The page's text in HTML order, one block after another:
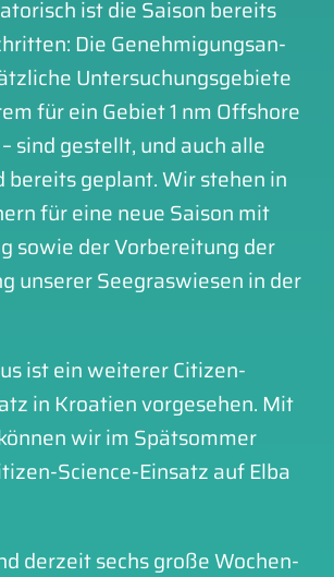
ist die Sai­son bereits
Die Geneh­mi­gungs­an­
Unter­su­chungs­ge­bie­te
für ein Gebiet 1 nm Off­shore
sind gestellt, und auch alle
bereits geplant. Wir ste­hen in
für eine neue Sai­son mit
sowie der Vor­be­rei­tung der
unse­rer See­gras­wiesen in der
ist ein wei­te­rer Citizen-
in Kroatien vor­ge­se­hen. Mit
wir im Spät­som­mer
Science-Ein­satz auf Elba
der­zeit sechs gro­ße Wochen­